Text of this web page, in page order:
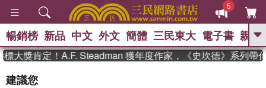
5
GO
暢銷榜 新品 中文 外文 簡體 三民東大 電子書 親子
大獎肯定！A.F. Steadman 獲年度作家，《史坎德》系列帶
建議您